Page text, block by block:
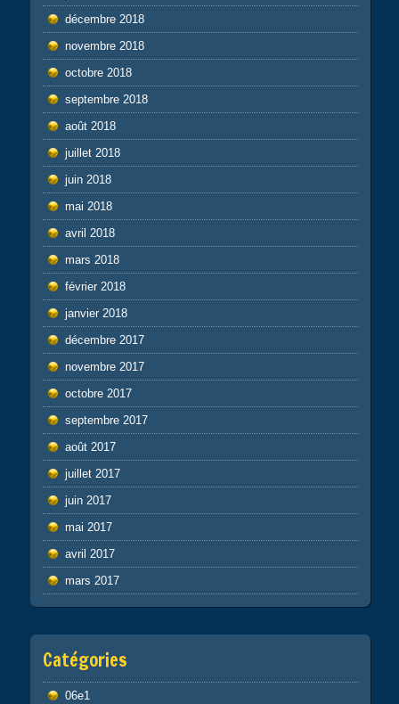
décembre 2018
novembre 2018
octobre 2018
septembre 2018
août 2018
juillet 2018
juin 2018
mai 2018
avril 2018
mars 2018
février 2018
janvier 2018
décembre 2017
novembre 2017
octobre 2017
septembre 2017
août 2017
juillet 2017
juin 2017
mai 2017
avril 2017
mars 2017
Catégories
06e1